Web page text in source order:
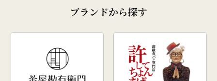
ブランドから探す